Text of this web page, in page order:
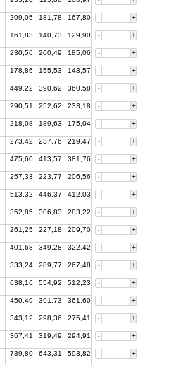
209,05 181,78 167,80 - +
161,83 140,73 129,90 - +
230,56 200,49 185,06 - +
178,86 155,53 143,57 - +
449,22 390,62 360,58 - +
290,51 252,62 233,18 - +
218,08 189,63 175,04 - +
273,42 237,76 219,47 - +
475,60 413,57 381,76 - +
257,33 223,77 206,56 - +
513,32 446,37 412,03 - +
352,85 306,83 283,22 - +
261,25 227,18 209,70 - +
401,68 349,28 322,42 - +
333,24 289,77 267,48 - +
638,16 554,92 512,23 - +
450,49 391,73 361,60 - +
343,12 298,36 275,41 - +
367,41 319,49 294,91 - +
739,80 643,31 593,82 - +